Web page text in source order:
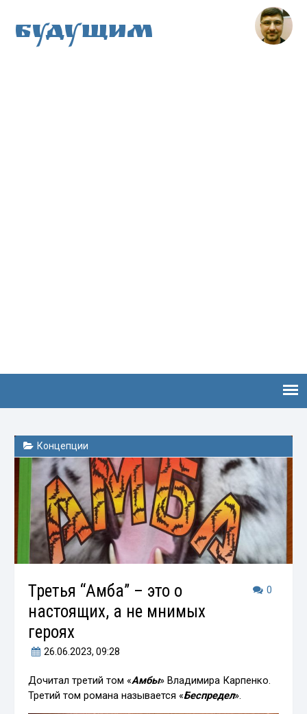
Будущим
Концепции
0
Третья “Амба” – это о
настоящих, а не мнимых
героях
26.06.2023, 09:28
Дочитал третий том «Амбы» Владимира Карпенко.
Третий том романа называется «Беспредел».